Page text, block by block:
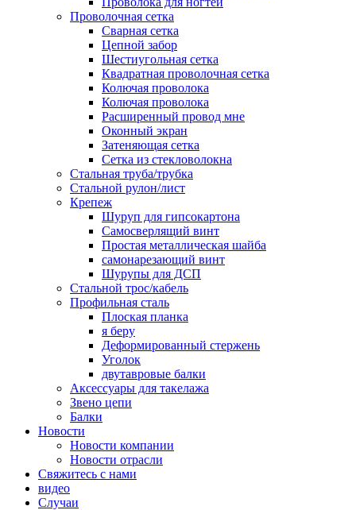
Проволочная сетка
Сварная сетка
Цепной забор
Шестиугольная сетка
Квадратная проволочная сетка
Колючая проволока
Колючая проволока
Расширенный провод мне
Оконный экран
Затеняющая сетка
Сетка из стекловолокна
Стальная труба/трубка
Стальной рулон/лист
Крепеж
Шуруп для гипсокартона
Самосверлящий винт
Простая металлическая шайба
самонарезающий винт
Шурупы для ДСП
Стальной трос/кабель
Профильная сталь
Плоская планка
я беру
Деформированный стержень
Уголок
двутавровые балки
Аксессуары для такелажа
Звено цепи
Балки
Новости
Новости компании
Новости отрасли
Свяжитесь с нами
видео
Случаи